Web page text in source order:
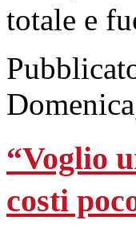
totale e
“Voglio
costi